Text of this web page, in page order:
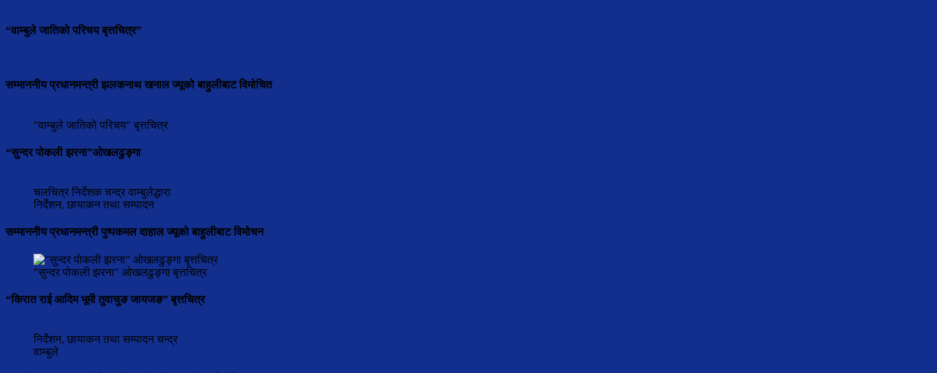
“वाम्बुले जातिको परिचय बृत्तचित्र”
सम्माननीय प्रधानमन्त्री झलकनाथ खनाल ज्यूको बाहुलीबाट विमोचित
"वाम्बुले जातिको परिचय" बृत्तचित्र
“सुन्दर पोकली झरना”ओखलढुङ्गा
चलचित्र निर्देशक चन्द्र वाम्बुलेद्धारा
निर्देशन, छायाकन तथा सम्पादन
सम्माननीय प्रधानमन्त्री पुष्पकमल दाहाल ज्यूको बाहुलीबाट विमोचन
"सुन्दर पोकली झरना" ओखलढुङ्गा बृत्तचित्र
“किरात राई आदिम भूमी तुवाचुङ जायजङ” बृत्तचित्र
निर्देशन, छायाकन तथा सम्पादन चन्द्र
वाम्बुले